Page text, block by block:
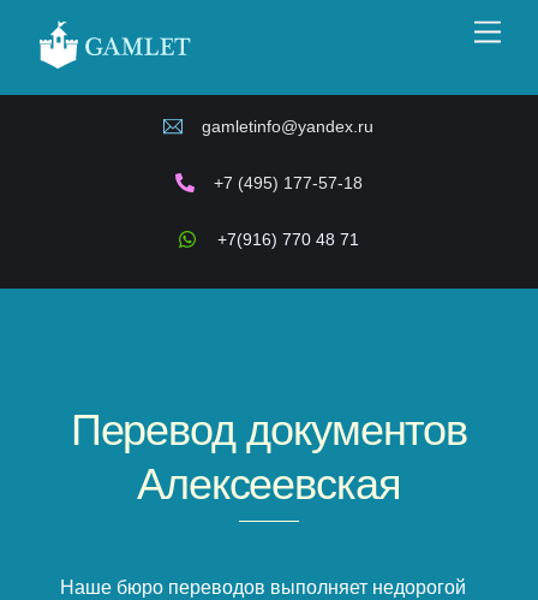
content
gamletinfo@yandex.ru
+7 (495) 177-57-18
+7(916) 770 48 71
Перевод документов
Алексеевская
Наше бюро переводов выполняет недорогой